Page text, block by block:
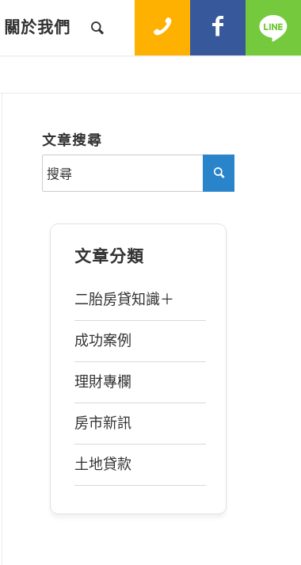
關於我們
文章搜尋
文章分類
二胎房貸知識＋
成功案例
理財專欄
房市新訊
土地貸款